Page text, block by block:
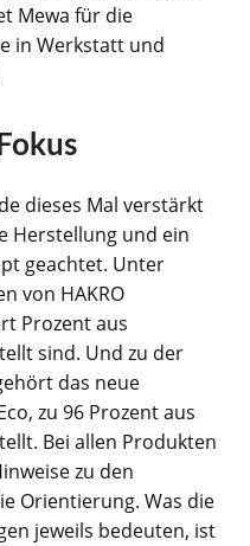
Mewa für die
in Werkstatt und
dieses Mal verstärkt
Herstellung und ein
geachtet. Unter
von HAKRO
Prozent aus
sind. Und zu der
das neue
zu 96 Prozent aus
Bei allen Produkten
zu den
Orientierung. Was die
jeweils bedeuten, ist